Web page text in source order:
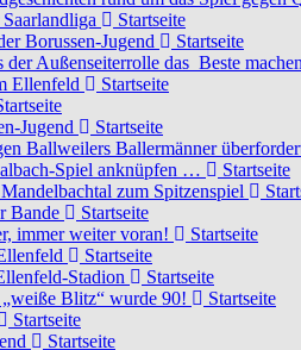
Startseite
Borussen-Jugend
Startseite
der Außenseiterrolle das Beste machen
Ellenfeld
Startseite
Jugend
Startseite
Ballweilers Ballermänner
Spiel anknüpfen …
Startseite
zum Spitzenspiel
Bande
Startseite
immer weiter voran!
Startseite
Startseite
Stadion
Startseite
Blitz“ wurde 90!
Startseite
Startseite
Startseite